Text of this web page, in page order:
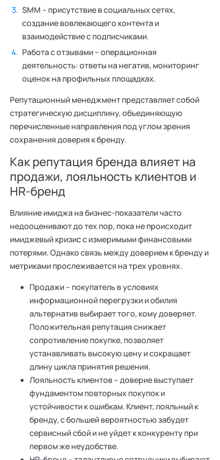
SMM – присутствие в социальных сетях,
создание вовлекающего контента и
взаимодействие с подписчиками.
Работа с отзывами – операционная
деятельность: ответы на негатив, мониторинг
оценок на профильных площадках.
Репутационный менеджмент представляет собой
стратегическую дисциплину, объединяющую
перечисленные направления под углом зрения
сохранения доверия к бренду.
Как репутация бренда влияет на
продажи, лояльность клиентов и
HR-бренд
Влияние имиджа на бизнес-показатели часто
недооценивают до тех пор, пока не происходит
имиджевый кризис с измеримыми финансовыми
потерями. Однако связь между доверием к бренду и
метриками прослеживается на трех уровнях.
Продажи – покупатель в условиях
информационной перегрузки и обилия
альтернатив выбирает того, кому доверяет.
Положительная репутация снижает
сопротивление покупке, позволяет
устанавливать высокую цену и сокращает
длину цикла принятия решения.
Лояльность клиентов – доверие выступает
фундаментом повторных покупок и
устойчивости к ошибкам. Клиент, лояльный к
бренду, с большей вероятностью забудет
сервисный сбой и не уйдет к конкуренту при
первом же неудобстве.